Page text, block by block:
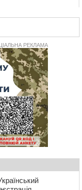
загинули
в
наїхати на
відкрила
та STEM: Черкаси
навчального року
української
освіти
на Курщині
РЕКЛАМА